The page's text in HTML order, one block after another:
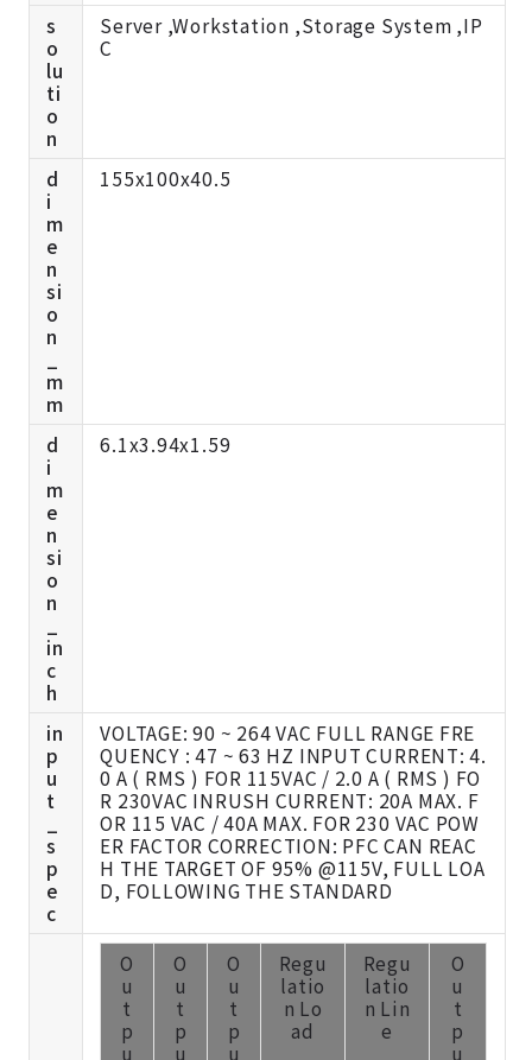
s
o
lu
ti
o
n
Server ,Workstation ,Storage System ,IP
C
d
i
m
e
n
si
o
n
m
m
155x100x40.5
d
i
m
e
n
si
o
n
in
c
h
6.1x3.94x1.59
in
p
u
t
s
p
e
c
VOLTAGE: 90 ~ 264 VAC FULL RANGE FRE
QUENCY : 47 ~ 63 HZ INPUT CURRENT: 4.
0 A ( RMS ) FOR 115VAC / 2.0 A ( RMS ) FO
R 230VAC INRUSH CURRENT: 20A MAX. F
OR 115 VAC / 40A MAX. FOR 230 VAC POW
ER FACTOR CORRECTION: PFC CAN REAC
H THE TARGET OF 95% @115V, FULL LOA
D, FOLLOWING THE STANDARD
O
u
t
p
u
O
u
t
p
u
O
u
t
p
u
Regu
latio
n Lo
ad
Regu
latio
n Lin
e
O
u
t
p
u